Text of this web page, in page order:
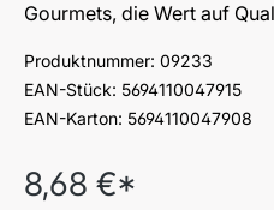
Gourmets, die Wert auf
Produktnummer: 09233
EAN-Stück: 5694110047915
EAN-Karton: 5694110047908
Regulärer Preis:
8,68 €*